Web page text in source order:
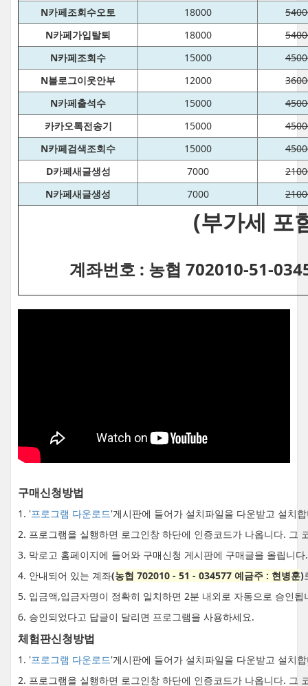
N카페조회수오토
18000
N카페가입탈퇴
18000
N카페조회수
15000
N블로그이웃안부
12000
N카페출석수
15000
카카오톡전송기
15000
N카페검색조회수
15000
D카페새글생성
7000
N카페새글생성
7000
(부가세 포
계좌번호 : 농협 702010-51-
구매신청방법
1. '프로그램 다운로드'게시판에 들어가 설치파일을 다운받고 설치
2. 프로그램을 실행하면 로그인창 하단에 인증코드가 나옵니다. 그
3. 막로고 홈페이지에 들어와 구매신청 게시판에 구매글을 올립니다.
4. 안내되어 있는 계좌(농협 702010 - 51 - 034577 예금주 : 현병훈)
5. 입금액,입금자명이 정확히 일치하면 2분 내외로 자동으로 승인됩
6. 승인되었다고 답글이 달리면 프로그램을 사용하세요.
체험판신청방법
1. '프로그램 다운로드'게시판에 들어가 설치파일을 다운받고 설치
2. 프로그램을 실행하면 로그인창 하단에 인증코드가 나옵니다. 그